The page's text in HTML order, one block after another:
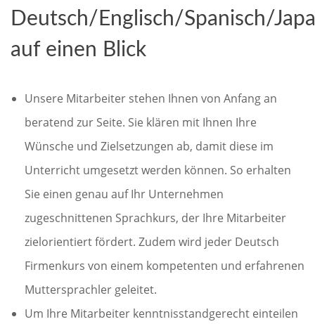
Deutsch/Englisch/Spanisch/
auf einen Blick
Unsere Mitarbeiter stehen Ihnen von Anfang an
beratend zur Seite. Sie klären mit Ihnen Ihre
Wünsche und Zielsetzungen ab, damit diese im
Unterricht umgesetzt werden können. So erhalten
Sie einen genau auf Ihr Unternehmen
zugeschnittenen Sprachkurs, der Ihre Mitarbeiter
zielorientiert fördert. Zudem wird jeder Deutsch
Firmenkurs von einem kompetenten und erfahrenen
Muttersprachler geleitet.
Um Ihre Mitarbeiter kenntnisstandgerecht einteilen